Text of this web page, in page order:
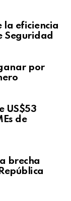
la eficiencia
Seguridad
por
US$53
de
brecha